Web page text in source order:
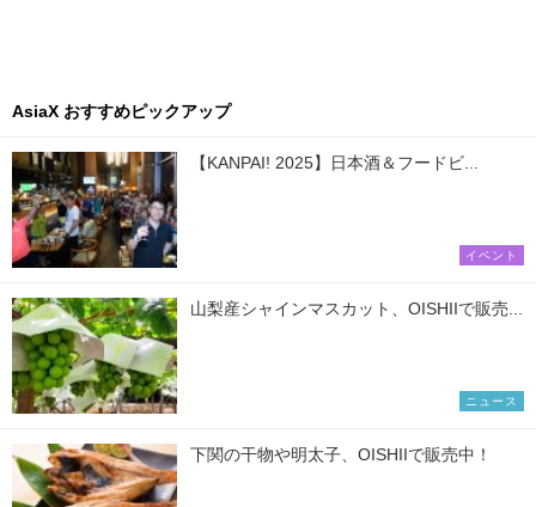
AsiaX おすすめピックアップ
【KANPAI! 2025】日本酒＆フードビ...
イベント
山梨産シャインマスカット、OISHIIで販売...
ニュース
下関の干物や明太子、OISHIIで販売中！